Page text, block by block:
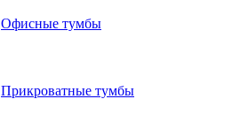
Офисные тумбы
Прикроватные тумбы